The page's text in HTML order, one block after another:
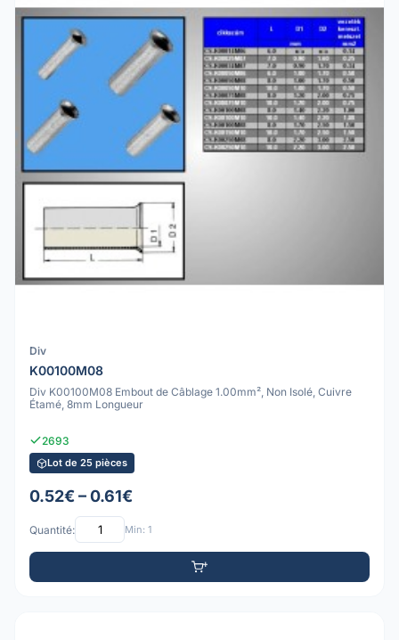
Div
K00100M08
Div K00100M08 Embout de Câblage 1.00mm², Non Isolé, Cuivre
Étamé, 8mm Longueur
2693
Lot de 25 pièces
0.52€ – 0.61€
Quantité: Min: 1